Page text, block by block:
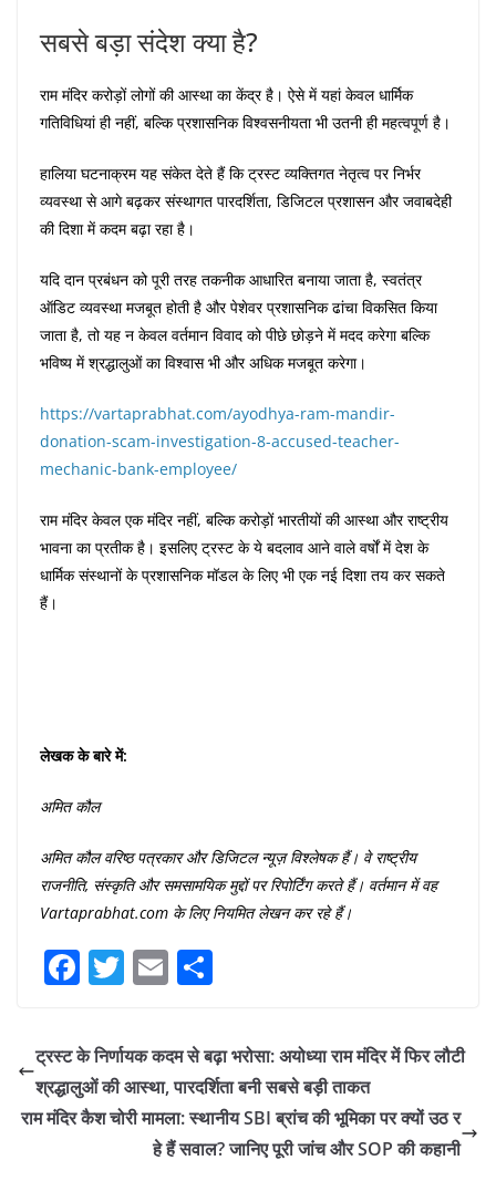
सबसे बड़ा संदेश क्या है?
राम मंदिर करोड़ों लोगों की आस्था का केंद्र है। ऐसे में यहां केवल धार्मिक
गतिविधियां ही नहीं, बल्कि प्रशासनिक विश्वसनीयता भी उतनी ही महत्वपूर्ण है।
हालिया घटनाक्रम यह संकेत देते हैं कि ट्रस्ट व्यक्तिगत नेतृत्व पर निर्भर
व्यवस्था से आगे बढ़कर संस्थागत पारदर्शिता, डिजिटल प्रशासन और जवाबदेही
की दिशा में कदम बढ़ा रहा है।
यदि दान प्रबंधन को पूरी तरह तकनीक आधारित बनाया जाता है, स्वतंत्र
ऑडिट व्यवस्था मजबूत होती है और पेशेवर प्रशासनिक ढांचा विकसित किया
जाता है, तो यह न केवल वर्तमान विवाद को पीछे छोड़ने में मदद करेगा बल्कि
भविष्य में श्रद्धालुओं का विश्वास भी और अधिक मजबूत करेगा।
https://vartaprabhat.com/ayodhya-ram-mandir-
donation-scam-investigation-8-accused-teacher-
mechanic-bank-employee/
राम मंदिर केवल एक मंदिर नहीं, बल्कि करोड़ों भारतीयों की आस्था और राष्ट्रीय
भावना का प्रतीक है। इसलिए ट्रस्ट के ये बदलाव आने वाले वर्षों में देश के
धार्मिक संस्थानों के प्रशासनिक मॉडल के लिए भी एक नई दिशा तय कर सकते
हैं।
लेखक के बारे में:
अमित कौल
अमित कौल वरिष्ठ पत्रकार और डिजिटल न्यूज़ विश्लेषक हैं। वे राष्ट्रीय
राजनीति, संस्कृति और समसामयिक मुद्दों पर रिपोर्टिंग करते हैं। वर्तमान में वह
Vartaprabhat.com के लिए नियमित लेखन कर रहे हैं।
F
c
e
b
T
itt
er
E
ai
l
ar
e
ट्रस्ट के निर्णायक कदम से बढ़ा भरोसा: अयोध्या राम मंदिर में फिर लौटी
श्रद्धालुओं की आस्था, पारदर्शिता बनी सबसे बड़ी ताकत
राम मंदिर कैश चोरी मामला: स्थानीय SBI ब्रांच की भूमिका पर क्यों उठ र
हे हैं सवाल? जानिए पूरी जांच और SOP की कहानी